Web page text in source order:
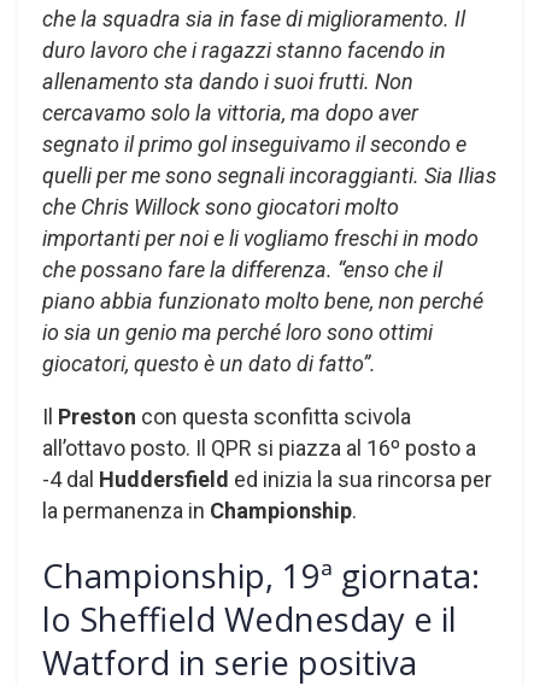
che la squadra sia in fase di miglioramento. Il
duro lavoro che i ragazzi stanno facendo in
allenamento sta dando i suoi frutti. Non
cercavamo solo la vittoria, ma dopo aver
segnato il primo gol inseguivamo il secondo e
quelli per me sono segnali incoraggianti. Sia Ilias
che Chris Willock sono giocatori molto
importanti per noi e li vogliamo freschi in modo
che possano fare la differenza. “enso che il
piano abbia funzionato molto bene, non perché
io sia un genio ma perché loro sono ottimi
giocatori, questo è un dato di fatto”.
Il Preston con questa sconfitta scivola
all’ottavo posto. Il QPR si piazza al 16º posto a
-4 dal Huddersfield ed inizia la sua rincorsa per
la permanenza in Championship.
Championship, 19ª giornata:
lo Sheffield Wednesday e il
Watford in serie positiva